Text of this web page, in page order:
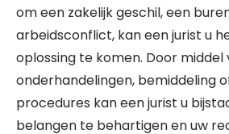
om een zakelijk geschil, een
arbeidsconflict, kan een jurist u
oplossing te komen. Door middel
onderhandelingen, bemiddeling
procedures kan een jurist u
belangen te behartigen en uw